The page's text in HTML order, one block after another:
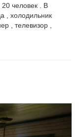
человек . В
, холодильник
, телевизор ,